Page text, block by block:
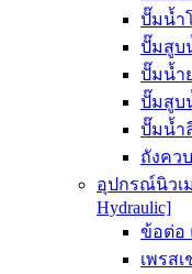
ปั๊มน้ำโ
ปั๊มสูบ
ปั๊มน้ำ
ปั๊มสูบ
ปั๊มน้ำ
ถังคว
อุปกรณ์นิวเ
Hydraulic]
ข้อต่อ
เพรสเ